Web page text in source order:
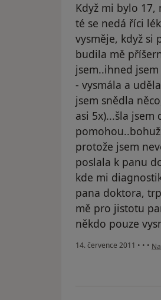
Když mi bylo 17,
té se nedá říci
vysměje, když si
budila mě
jsem..ihned
- vysmála a
jsem snědla
asi 5x)...šla
protože jsem
poslala k panu
kde mi
pana doktora,
mě pro jistotu
někdo pouze
14. července 2011 • • •